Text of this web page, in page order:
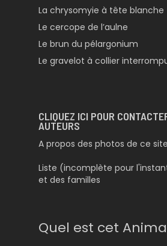
La chrysomyie à tête blanche
Le cercope de l’aulne
Le brun du pélargonium
Le gravelot à collier
CLIQUEZ ICI POUR
AUTEURS
A propos des photos de ce site
Liste (incomplète pour
et des familles
Quel est cet